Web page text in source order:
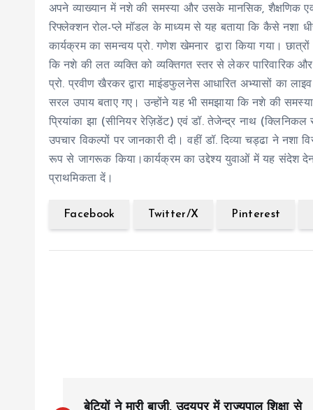
अपने व्याख्यान में नशे की समस्या और उसके मानसिक, शैक्षणिक एवं
रिफ्लेक्शन रोल-प्ले मॉडल के माध्यम से यह बताया कि कैसे नशा
कार्यक्रम का समन्वय प्रो. गणेश खेमनार द्वारा किया गया।
कि नशे की लत व्यक्ति को व्यक्तिगत स्तर से लेकर पारिवारिक
प्रो. प्रवीण खैरकर द्वारा माइंडफुलनेस आधारित अभ्यासों का
सरल उपाय बताए गए। उन्होंने यह भी समझाया कि नशे की
प्रियांका झा (सीनियर रेज़िडेंट) एवं डॉ. तेजेन्द्र नाथ
उपचार विकल्पों पर जानकारी दी। वहीं डॉ. दिव्या चड्ढा ने नशा
रूप से जागरूक किया।कार्यक्रम का उद्देश्य युवाओं में यह संदेश
प्राथमिकता दें।
Facebook Twitter/X Pinterest